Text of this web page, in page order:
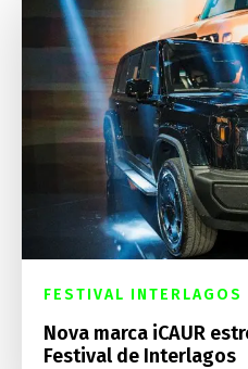
FESTIVAL INTERLAGOS
Nova marca iCAUR
Festival de Interlagos